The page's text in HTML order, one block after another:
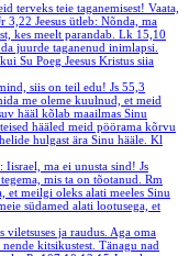
terveks teie taganemisest! Vaata,
3,22 Jeesus ütleb: Nõnda, ma
kes meelt parandab. Lk 15,10
juurde taganenud inimlapsi.
Su Poeg Jeesus Kristus siia
siis on teil edu! Js 55,3
me oleme kuulnud, et meid
hääl kõlab maailmas Sinu
hääled meid pöörama kõrvu
hulgast ära Sinu hääle. Kl
Iisrael, ma ei unusta sind! Js
mis ta on tõotanud. Rm
et meilgi oleks alati meeles Sinu
südamed alati lootusega, et
viletsuses ja raudus. Aga oma
nende kitsikustest. Tänagu nad